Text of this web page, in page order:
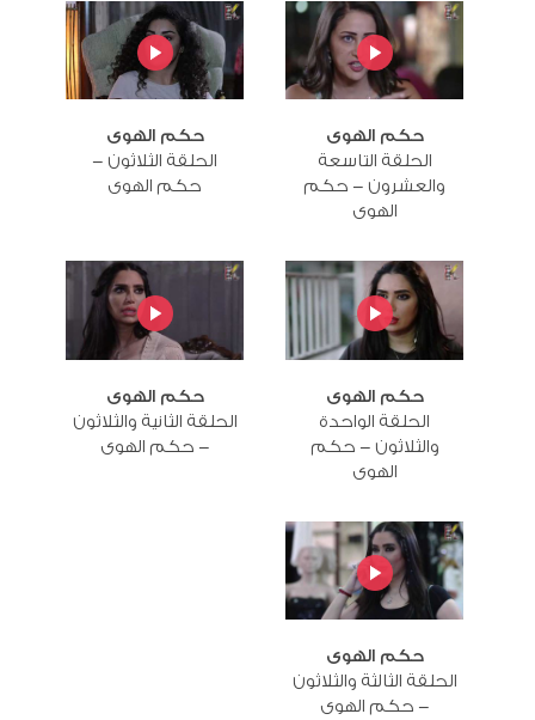
حكم الهوى
الحلقة التاسعة
والعشرون - حكم
الهوى
حكم الهوى
الحلقة الثلاثون -
حكم الهوى
حكم الهوى
الحلقة الواحدة
والثلاثون - حكم
الهوى
حكم الهوى
الحلقة الثانية والثلاثون
- حكم الهوى
حكم الهوى
الحلقة الثالثة والثلاثون
- حكم الهوى